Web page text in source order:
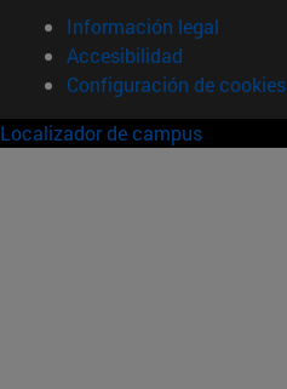
Información legal
Accesibilidad
Configuración de cookies
Localizador de campus